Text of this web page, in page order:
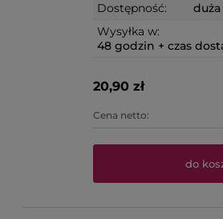
Dostępność:
Wysyłka w:
48 godzin + czas
20,90 zł
Cena netto:
do